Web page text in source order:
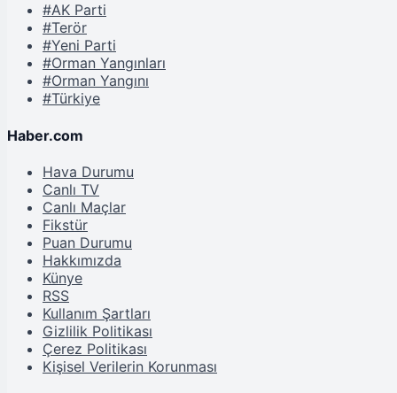
#AK Parti
#Terör
#Yeni Parti
#Orman Yangınları
#Orman Yangını
#Türkiye
Haber.com
Hava Durumu
Canlı TV
Canlı Maçlar
Fikstür
Puan Durumu
Hakkımızda
Künye
RSS
Kullanım Şartları
Gizlilik Politikası
Çerez Politikası
Kişisel Verilerin Korunması